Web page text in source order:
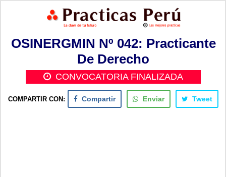
OSINERGMIN Nº 042: Practicante
De Derecho
CONVOCATORIA FINALIZADA
COMPARTIR CON: Compartir Enviar Tweet